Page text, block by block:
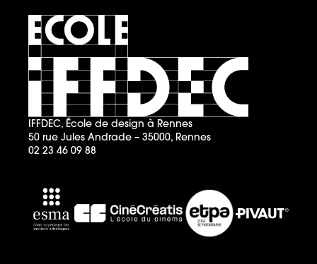
IFFDEC, École de design à Rennes
50 rue Jules Andrade – 35000, Rennes
02 23 46 09 88